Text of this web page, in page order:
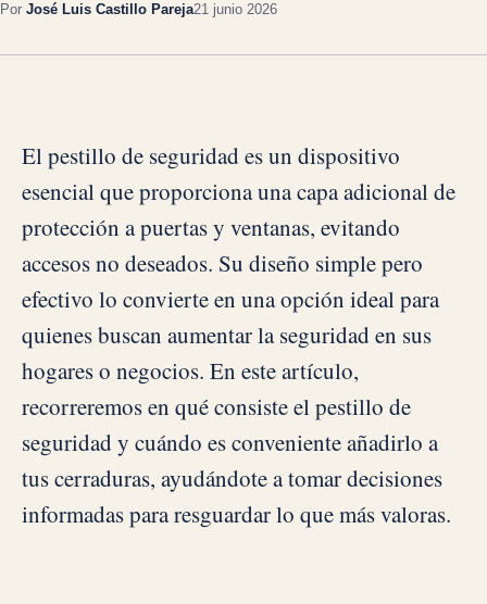
Por José Luis Castillo Pareja21 junio 2026
El pestillo de seguridad es un dispositivo
esencial que proporciona una capa adicional de
protección a puertas y ventanas, evitando
accesos no deseados. Su diseño simple pero
efectivo lo convierte en una opción ideal para
quienes buscan aumentar la seguridad en sus
hogares o negocios. En este artículo,
recorreremos en qué consiste el pestillo de
seguridad y cuándo es conveniente añadirlo a
tus cerraduras, ayudándote a tomar decisiones
informadas para resguardar lo que más valoras.